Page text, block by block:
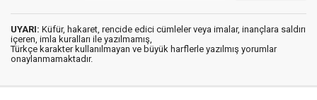
UYARI: Küfür, hakaret, rencide edici cümleler veya imalar, inançlara saldırı
içeren, imla kuralları ile yazılmamış,
Türkçe karakter kullanılmayan ve büyük harflerle yazılmış yorumlar
onaylanmamaktadır.